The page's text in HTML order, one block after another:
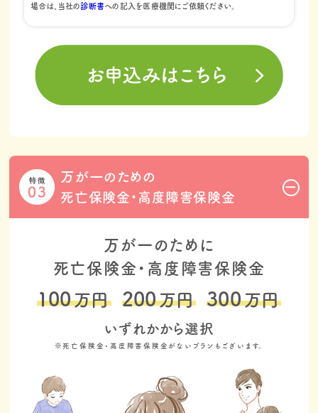
場合は、当社の診断書への記入を医療機関にご依頼ください。
万が一のための
死亡保険金・高度障害保険金
万が一のために
死亡保険金・高度障害保険金​​
100万円 200万円 300万円
いずれかから選択​​
※死亡保険金・高度障害保険金がないプランもございます。